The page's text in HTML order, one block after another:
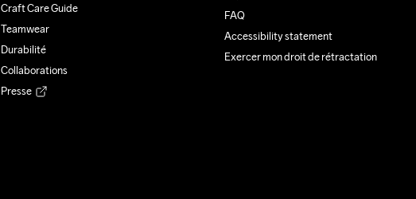
Craft Care Guide
Teamwear
Durabilité
Collaborations
Presse
FAQ
Accessibility statement
Exercer mon droit de rétractation